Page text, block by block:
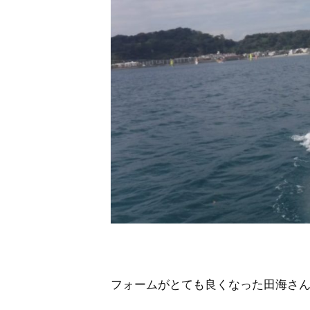
フォームがとても良くなった田海さん